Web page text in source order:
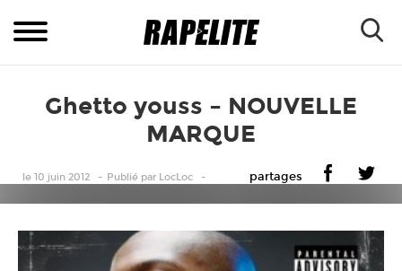
Ghetto youss – NOUVELLE
MARQUE
le 10 juin 2012 Publié par LocLoc partages